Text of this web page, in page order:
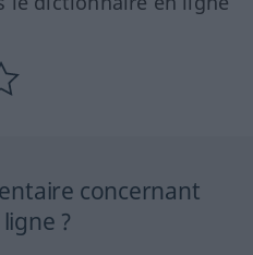
concernant
?